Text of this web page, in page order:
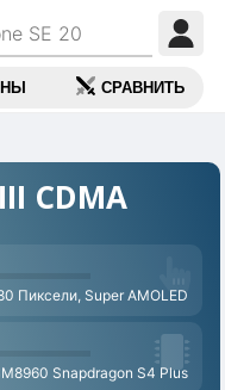
СРАВНИТЬ
CDMA
Пиксели, Super AMOLED
Snapdragon S4 Plus